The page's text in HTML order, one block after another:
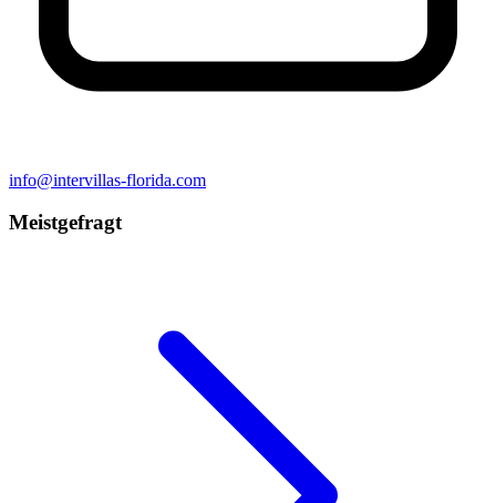
info@intervillas-florida.com
Meistgefragt